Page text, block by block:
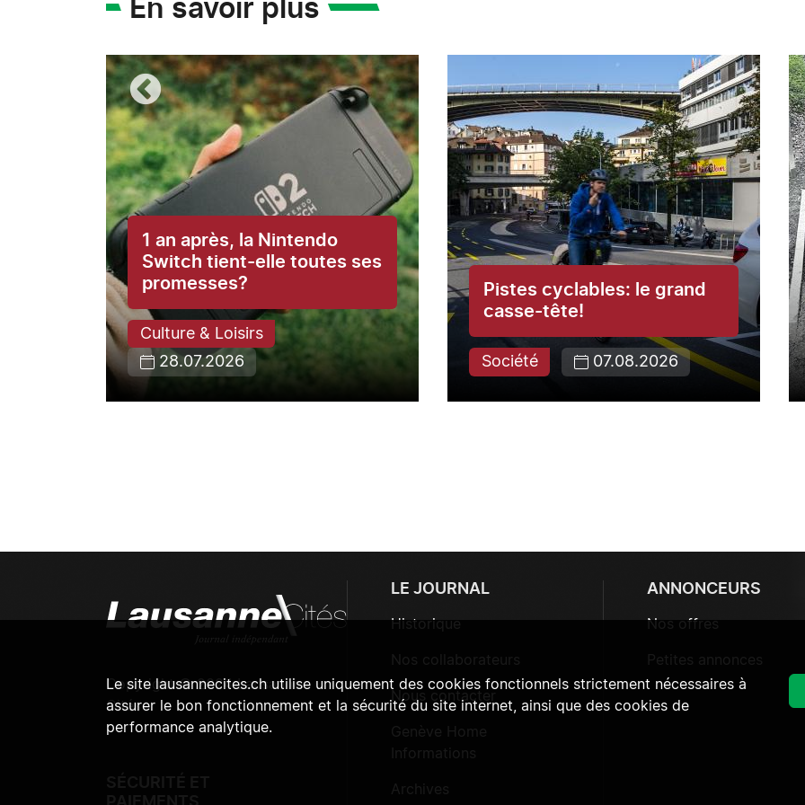
En savoir plus
1 an après, la Nintendo
Switch tient-elle toutes ses
promesses?
Culture & Loisirs
28.07.2026
Pistes cyclables: le grand
casse-tête!
Société 07.08.2026
Copyright © 2024 Lausanne
Cités
LE JOURNAL
Historique
Nous contacter
ANNONCEURS
Nos offres
Le site lausannecites.ch utilise uniquement des cookies fonctionnels strictement nécessaires à
assurer le bon fonctionnement et la sécurité du site internet, ainsi que des cookies de
performance analytique.